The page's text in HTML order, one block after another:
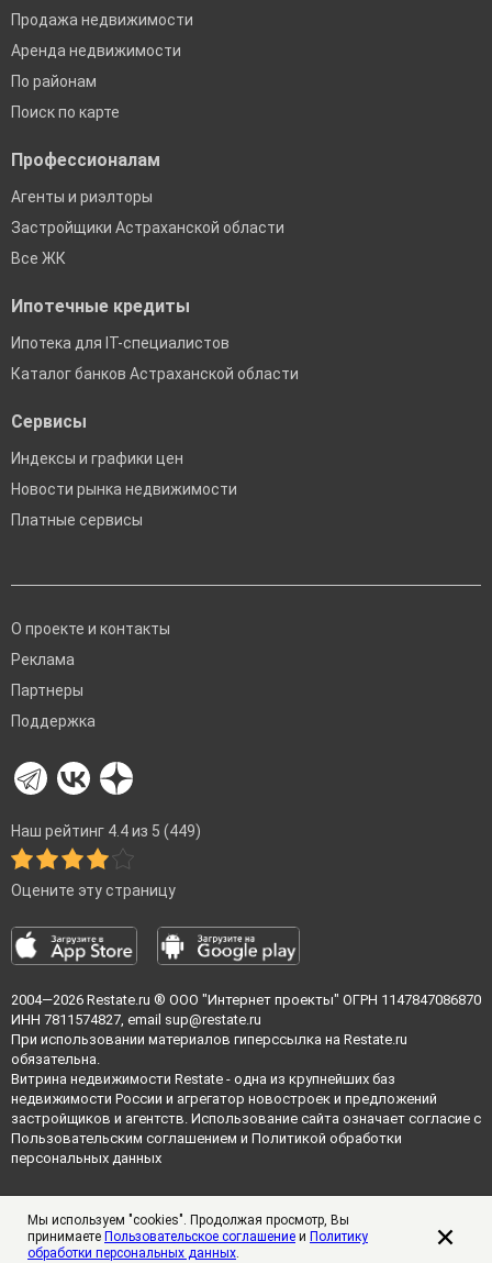
Продажа недвижимости
Аренда недвижимости
По районам
Поиск по карте
Профессионалам
Агенты и риэлторы
Застройщики Астраханской области
Все ЖК
Ипотечные кредиты
Ипотека для IT-специалистов
Каталог банков Астраханской области
Сервисы
Индексы и графики цен
Новости рынка недвижимости
Платные сервисы
О проекте и контакты
Реклама
Партнеры
Поддержка
Наш рейтинг 4.4 из 5 (449)
Оцените эту страницу
2004—2026 Restate.ru ® ООО "Интернет проекты" ОГРН 1147847086870
ИНН 7811574827, email sup@restate.ru
При использовании материалов гиперссылка на Restate.ru
обязательна.
Витрина недвижимости Restate - одна из крупнейших баз
недвижимости России и агрегатор новостроек и предложений
застройщиков и агентств. Использование сайта означает согласие с
Пользовательским соглашением и Политикой обработки
персональных данных
Мы используем "cookies". Продолжая просмотр, Вы
принимаете Пользовательское соглашение и Политику
обработки персональных данных.